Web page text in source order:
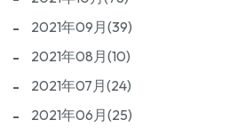
2021年09月(39)
2021年08月(10)
2021年07月(24)
2021年06月(25)